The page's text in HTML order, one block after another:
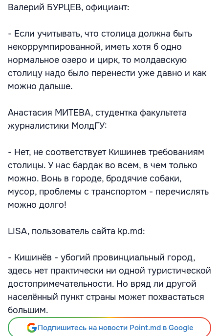
Валерий БУРЦЕВ, официант:
- Если учитывать, что столица должна быть
некоррумпированной, иметь хотя б одно
нормальное озеро и цирк, то молдавскую
столицу надо было перенести уже давно и как
можно дальше.
Анастасия МИТЕВА, студентка факультета
журналистики МолдГУ:
- Нет, не соответствует Кишинев требованиям
столицы. У нас бардак во всем, в чем только
можно. Вонь в городе, бродячие собаки,
мусор, проблемы с транспортом - перечислять
можно долго!
LISA, пользователь сайта kp.md:
- Кишинёв - убогий провинциальный город,
здесь нет практически ни одной туристической
достопримечательности. Но вряд ли другой
населённый пункт страны может похвастаться
большим.
Подпишитесь на новости Point.md в Google